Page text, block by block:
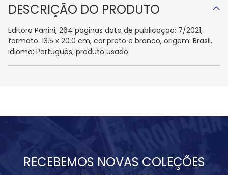
DESCRIÇÃO DO PRODUTO
Editora Panini, 264 páginas data de publicação: 7/2021,
formato: 13.5 x 20.0 cm, cor:preto e branco, origem: Brasil,
idioma: Português, produto usado
RECEBEMOS NOVAS COLEÇÕES